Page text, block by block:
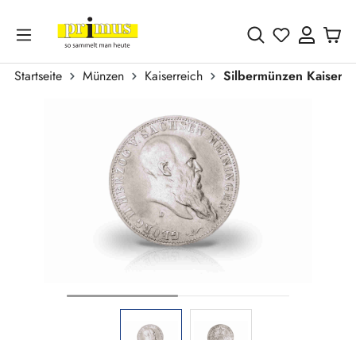
Zum Hauptinhalt springen
Du hast 0
Startseite Münzen Kaiserreich
Silbermünzen